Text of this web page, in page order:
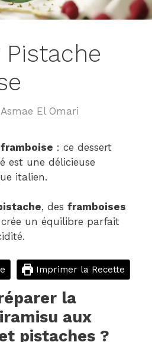
Asmae El Omari
: ce dessert
est une délicieuse
italien.
, des framboises
crée un équilibre parfait
Imprimer la Recette
la
aux
pistaches ?